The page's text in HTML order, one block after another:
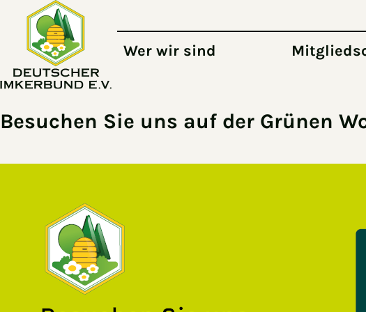
Zum Hauptinhalt springen
Wer wir sind
Besuchen Sie uns auf der Grünen